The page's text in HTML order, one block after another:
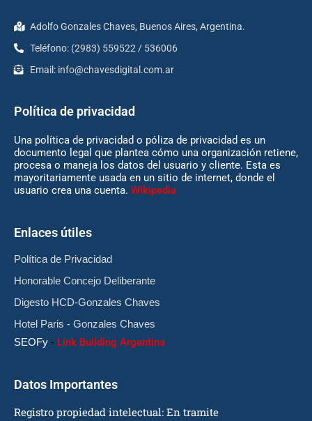
Adolfo Gonzales Chaves, Buenos Aires, Argentina.
Teléfono: (2983) 559522 / 536006
Email: info@chavesdigital.com.ar
Política de privacidad
Una política de privacidad o póliza de privacidad es un
documento legal que plantea cómo una organización retiene,
procesa o maneja los datos del usuario y cliente. Esta es
mayoritariamente usada en un sitio de internet, donde el
usuario crea una cuenta. Wikipedia
Enlaces útiles
Política de Privacidad
Honorable Concejo Deliberante
Digesto HCD-Gonzales Chaves
Hotel Paris - Gonzales Chaves
SEOFy - Link Building Argentina
Datos Importantes
Registro propiedad intelectual: En tramite